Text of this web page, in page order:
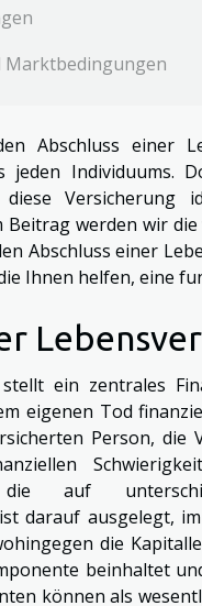
Marktbedingungen
Abschluss einer
jeden Individuums.
Versicherung
Beitrag werden wir
Abschluss einer
Ihnen helfen, eine
stellt ein zentrales
eigenen Tod
Person,
die auf
darauf ausgelegt,
die
beinhaltet
können als